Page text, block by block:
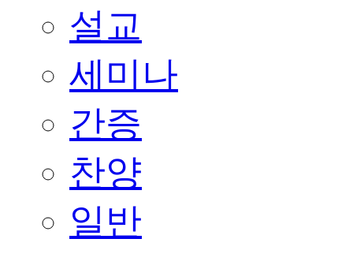
설교
세미나
간증
찬양
일반